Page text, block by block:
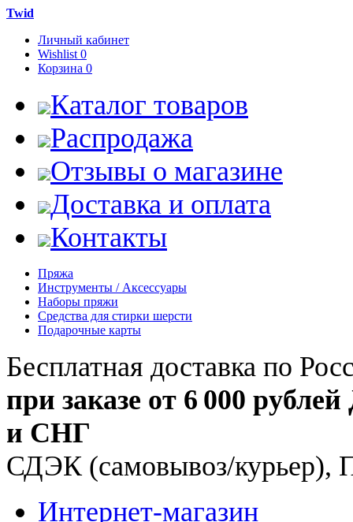
Twid
Личный кабинет
Wishlist 0
Корзина 0
Каталог товаров
Распродажа
Отзывы о магазине
Доставка и оплата
Контакты
Пряжа
Инструменты / Аксессуары
Наборы пряжи
Средства для стирки шерсти
Подарочные карты
Бесплатная доставка по
при заказе от 6 000 рублей
и СНГ
СДЭК (самовывоз/курьер),
Интернет-магазин